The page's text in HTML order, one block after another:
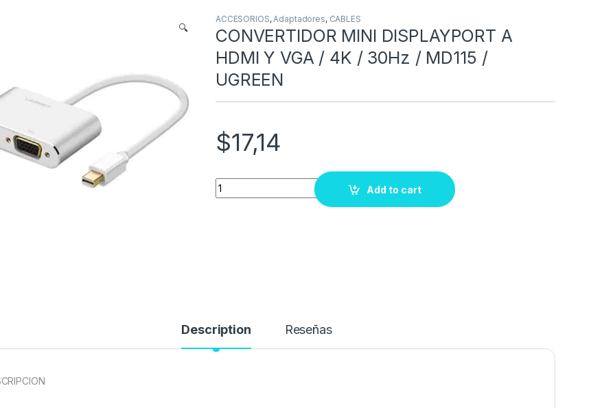
🔍
ACCESORIOS,Adaptadores, CABLES
CONVERTIDOR MINI DISPLAYPORT A
HDMI Y VGA / 4K / 30Hz / MD115 /
UGREEN
$17,14
Quantity
Add to cart
Description Reseñas